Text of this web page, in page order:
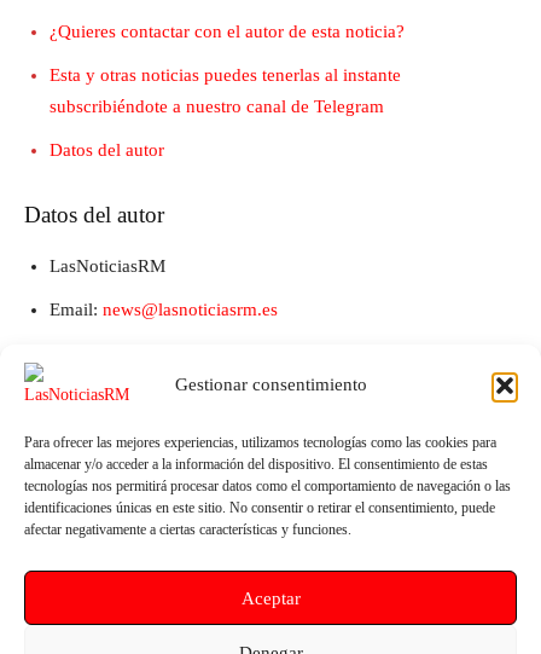
Gestionar consentimiento
Para ofrecer las mejores experiencias, utilizamos tecnologías como las cookies para
almacenar y/o acceder a la información del dispositivo. El consentimiento de estas
tecnologías nos permitirá procesar datos como el comportamiento de navegación o las
identificaciones únicas en este sitio. No consentir o retirar el consentimiento, puede
afectar negativamente a ciertas características y funciones.
Aceptar
¿Quieres contactar con el autor de esta noticia?
Esta y otras noticias puedes tenerlas al instante
subscribiéndote a nuestro canal de Telegram
Datos del autor
Datos del autor
LasNoticiasRM
Email: news@lasnoticiasrm.es
Artículo anterior Artículo siguiente